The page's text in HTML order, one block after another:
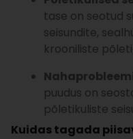
tase on seotud
seisundite,
krooniliste
puudus on
põletikuliste
Kuidas tagada